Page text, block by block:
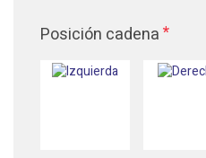
Posición cadena *